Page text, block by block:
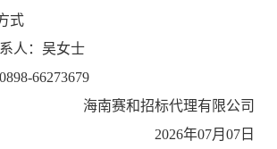
式
人： 吴女士
0898-66273679
海南赛和招标代理有限公司
2026年07月07日